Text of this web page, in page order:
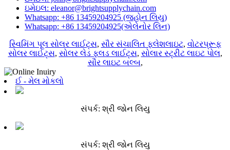
ઇમેઇલ: eleanor@brightsupplychain.com
Whatsapp: +86 13459204925 (જ્હોન લિયુ)
Whatsapp: +86 13459204925(એલેનોર લિન)
સ્વિમિંગ પૂલ સોલર લાઈટ્સ, સૌર સંચાલિત ફ્લેશલાઇટ, વોટરપ્રૂફ
સોલર લાઈટ્સ, સોલર લેડ ફ્લડ લાઈટ્સ, સોલાર સ્ટ્રીટ લાઇટ પોલ,
સૌર લાઇટ બલ્બ,
ઈ - મેલ મોકલો
સંપર્ક: શ્રી જોન લિયુ
સંપર્ક: શ્રી જોન લિયુ